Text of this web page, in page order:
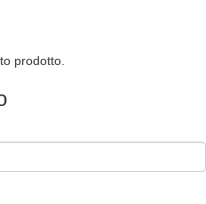
prodotto.